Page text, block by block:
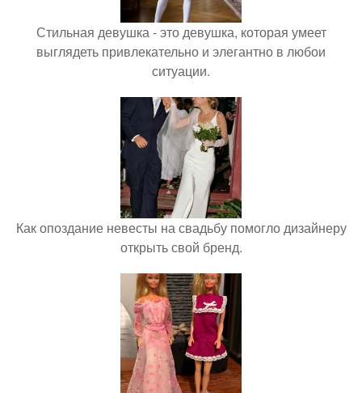
Стильная девушка - это девушка, которая умеет
выглядеть привлекательно и элегантно в любои
ситуации.
Как опоздание невесты на свадьбу помогло дизайнеру
открыть свой бренд.